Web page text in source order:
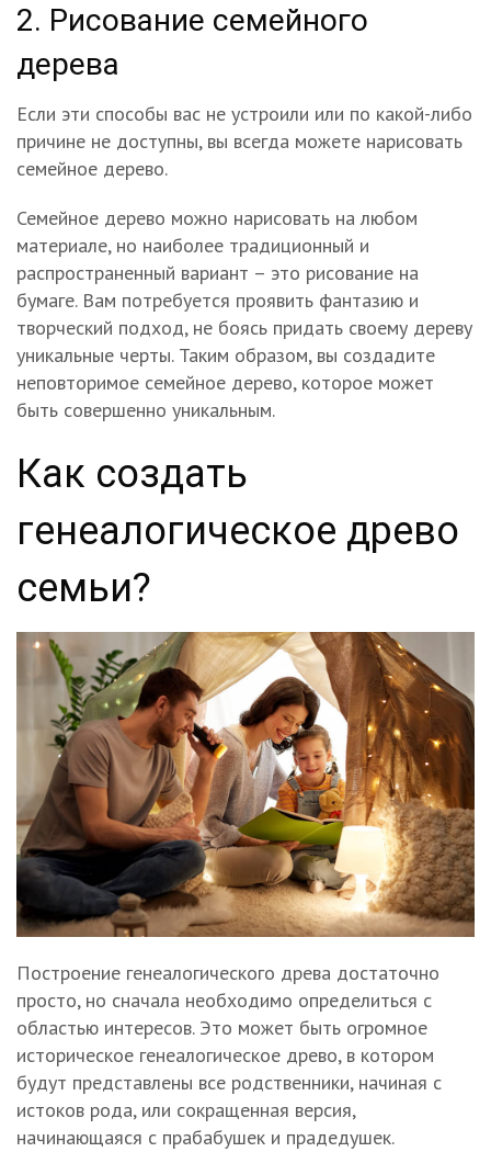
2. Рисование семейного
дерева
Если эти способы вас не устроили или по какой-либо
причине не доступны, вы всегда можете нарисовать
семейное дерево.
Семейное дерево можно нарисовать на любом
материале, но наиболее традиционный и
распространенный вариант – это рисование на
бумаге. Вам потребуется проявить фантазию и
творческий подход, не боясь придать своему дереву
уникальные черты. Таким образом, вы создадите
неповторимое семейное дерево, которое может
быть совершенно уникальным.
Как создать
генеалогическое древо
семьи?
Построение генеалогического древа достаточно
просто, но сначала необходимо определиться с
областью интересов. Это может быть огромное
историческое генеалогическое древо, в котором
будут представлены все родственники, начиная с
истоков рода, или сокращенная версия,
начинающаяся с прабабушек и прадедушек.